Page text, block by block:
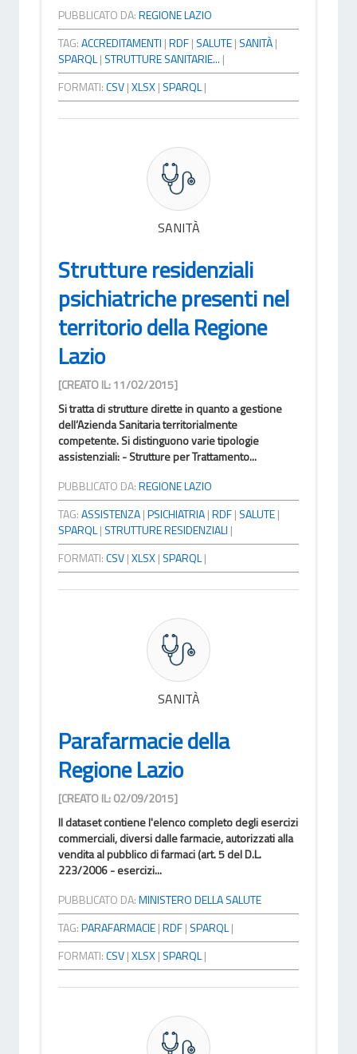
PUBBLICATO DA:REGIONE LAZIO
TAG:ACCREDITAMENTI |RDF| SALUTE| SANITÀ|
SPARQL| STRUTTURE SANITARIE... |
FORMATI:CSV|XLSX| SPARQL|
SANITÀ
Strutture residenziali
psichiatriche presenti nel
territorio della Regione
Lazio
[CREATO IL: 11/02/2015]
Si tratta di strutture dirette in quanto a gestione
dell’Azienda Sanitaria territorialmente
competente. Si distinguono varie tipologie
assistenziali: - Strutture per Trattamento...
PUBBLICATO DA:REGIONE LAZIO
TAG:ASSISTENZA|PSICHIATRIA|RDF| SALUTE|
SPARQL| STRUTTURE RESIDENZIALI |
FORMATI:CSV|XLSX| SPARQL|
SANITÀ
Parafarmacie della
Regione Lazio
[CREATO IL: 02/09/2015]
Il dataset contiene l'elenco completo degli esercizi
commerciali, diversi dalle farmacie, autorizzati alla
vendita al pubblico di farmaci (art. 5 del D.L.
223/2006 - esercizi...
PUBBLICATO DA:MINISTERO DELLA SALUTE
TAG:PARAFARMACIE|RDF| SPARQL|
FORMATI:CSV|XLSX| SPARQL|